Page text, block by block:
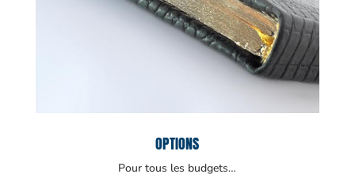
OPTIONS
Pour tous les budgets…